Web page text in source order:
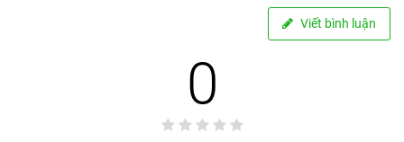
Viết bình luận
0